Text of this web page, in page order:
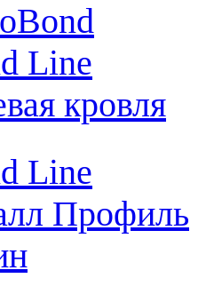
Line
кровля
Line
Профиль